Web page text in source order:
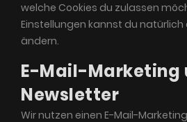
welche Cookies du zulassen
Einstellungen kannst du
ändern.
E-Mail-Marketing
Newsletter
Wir nutzen einen E-Mail-